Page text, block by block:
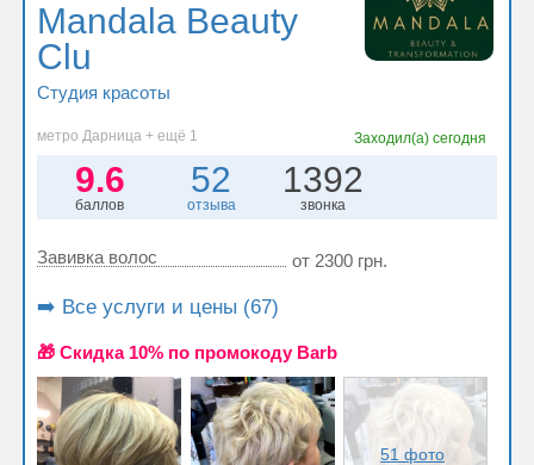
Mandala Beauty
Clu
Студия красоты
метро Дарница + ещё 1 Заходил(а)сегодня
9.6
баллов
52
отзыва
1392
звонка
Завивка волос от 2300 грн.
➡️ Все услуги и цены (67)
🎁 Cкидка 10% по промокоду Barb
51 фото